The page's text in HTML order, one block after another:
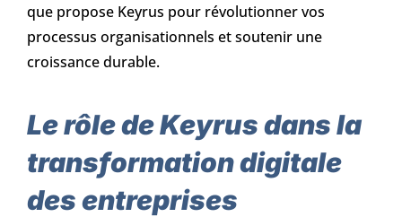
que propose Keyrus pour révolutionner vos
processus organisationnels et soutenir une
croissance durable.
Le rôle de Keyrus dans la
transformation digitale
des entreprises